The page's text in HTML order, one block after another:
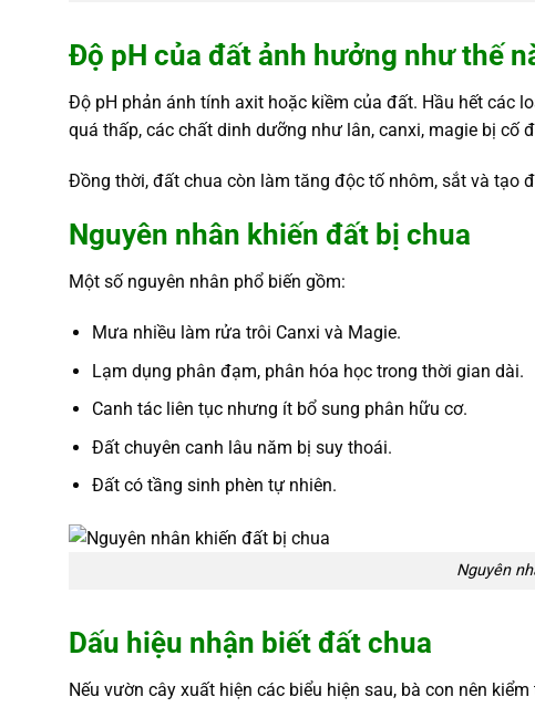
Độ pH của đất ảnh hưởng như thế
Độ pH phản ánh tính axit hoặc kiềm của đất. Hầu hết các
quá thấp, các chất dinh dưỡng như lân, canxi, magie bị cố
Đồng thời, đất chua còn làm tăng độc tố nhôm, sắt và tạo
Nguyên nhân khiến đất bị chua
Một số nguyên nhân phổ biến gồm:
Mưa nhiều làm rửa trôi Canxi và Magie.
Lạm dụng phân đạm, phân hóa học trong thời gian dài.
Canh tác liên tục nhưng ít bổ sung phân hữu cơ.
Đất chuyên canh lâu năm bị suy thoái.
Đất có tầng sinh phèn tự nhiên.
Nguyên
Dấu hiệu nhận biết đất chua
Nếu vườn cây xuất hiện các biểu hiện sau, bà con nên kiểm